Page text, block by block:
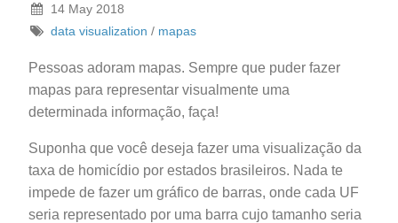
14 May 2018
data visualization / mapas
Pessoas adoram mapas. Sempre que puder fazer
mapas para representar visualmente uma
determinada informação, faça!
Suponha que você deseja fazer uma visualização da
taxa de homicídio por estados brasileiros. Nada te
impede de fazer um gráfico de barras, onde cada UF
seria representado por uma barra cujo tamanho seria